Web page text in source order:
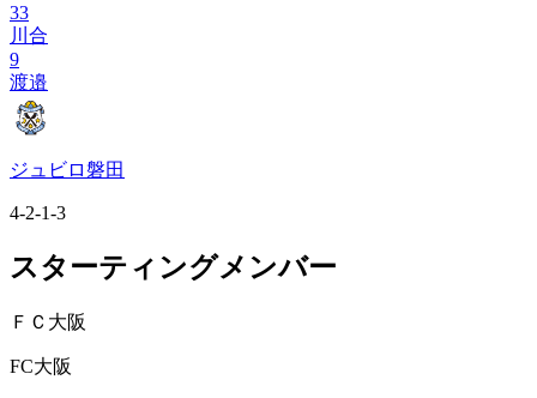
33
川合
9
渡邉
ジュビロ磐田
4-2-1-3
スターティングメンバー
ＦＣ大阪
FC大阪